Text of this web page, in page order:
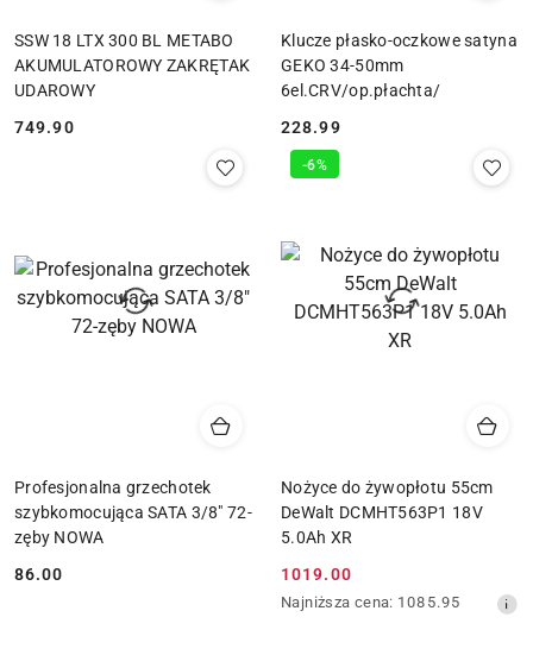
SSW 18 LTX 300 BL METABO
AKUMULATOROWY ZAKRĘTAK
UDAROWY
Cena:
749.90
Klucze płasko-oczkowe satyna
GEKO 34-50mm
6el.CRV/op.płachta/
Cena:
228.99
Profesjonalna grzechotek
szybkomocująca SATA 3/8" 72-
zęby NOWA
Cena:
86.00
Nożyce do żywopłotu 55cm
DeWalt DCMHT563P1 18V
5.0Ah XR
Cena
promocyjna:
1019.00
Najniższa
Najniższa cena: 1085.95
-6%